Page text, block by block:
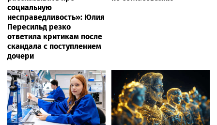
социальную
несправедливость»: Юлия
Пересильд резко
ответила критикам после
скандала с поступлением
дочери